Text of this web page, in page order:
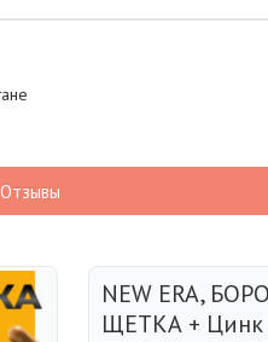
Отзывы
NEW ERA,
ЩЕТКА + Цинк